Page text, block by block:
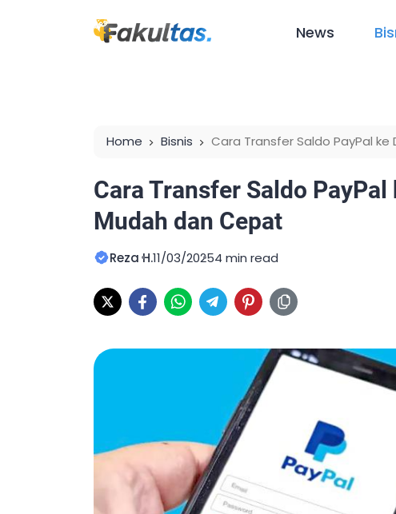
News
Home Bisnis Cara Transfer Saldo PayPal
Cara Transfer Saldo PayPal
Mudah dan Cepat
Reza H.11/03/20254 min read